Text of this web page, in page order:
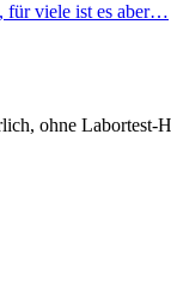
für viele ist es aber…
ohne Labortest-